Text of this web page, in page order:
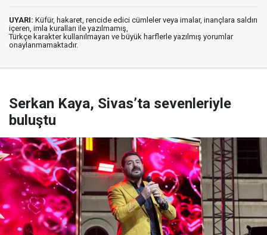
UYARI: Küfür, hakaret, rencide edici cümleler veya imalar, inançlara saldırı
içeren, imla kuralları ile yazılmamış,
Türkçe karakter kullanılmayan ve büyük harflerle yazılmış yorumlar
onaylanmamaktadır.
Serkan Kaya, Sivas’ta sevenleriyle
buluştu